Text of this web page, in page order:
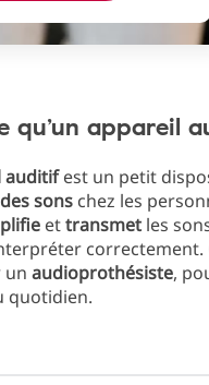
qu’un appareil
auditifest un petit
sons chez les
ettransmet les
correctement.
un audioprothésiste,
quotidien.